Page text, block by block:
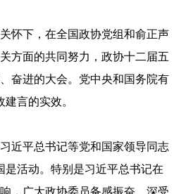
怀下，在全国政协党组和俞正声
方面的共同努力，政协十二届五
奋进的大会。党中央和国务院有
言的实效。
近平总书记等党和国家领导同志
活动。特别是习近平总书记在
，广大政协委员备感振奋、深受